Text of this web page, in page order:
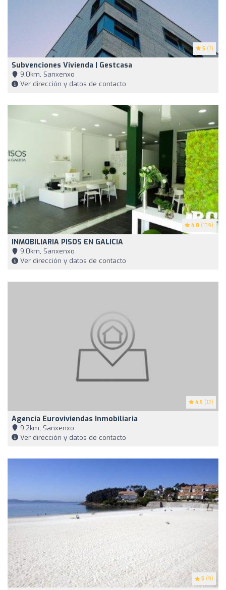
5 (7)
Subvenciones Vivienda | Gestcasa
9,0km, Sanxenxo
Ver dirección y datos de contacto
4.8 (139)
INMOBILIARIA PISOS EN GALICIA
9,0km, Sanxenxo
Ver dirección y datos de contacto
4.5 (12)
Agencia Euroviviendas Inmobiliaria
9,2km, Sanxenxo
Ver dirección y datos de contacto
5 (9)